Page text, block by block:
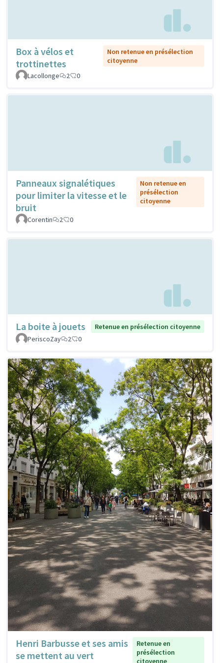
Box à vélos et
trottinettes
Non retenue en présélection
citoyenne
Lacollonge
2 0
Panneaux signalétiques
pour limiter la vitesse et le
bruit
Non retenue en
présélection
citoyenne
Corentin 2 0
La boite à jouets
Retenue en présélection citoyenne
PeriscoZay
2 0
Henri Barbusse et ses amis
se mettent au vert
Retenue en
présélection
citoyenne